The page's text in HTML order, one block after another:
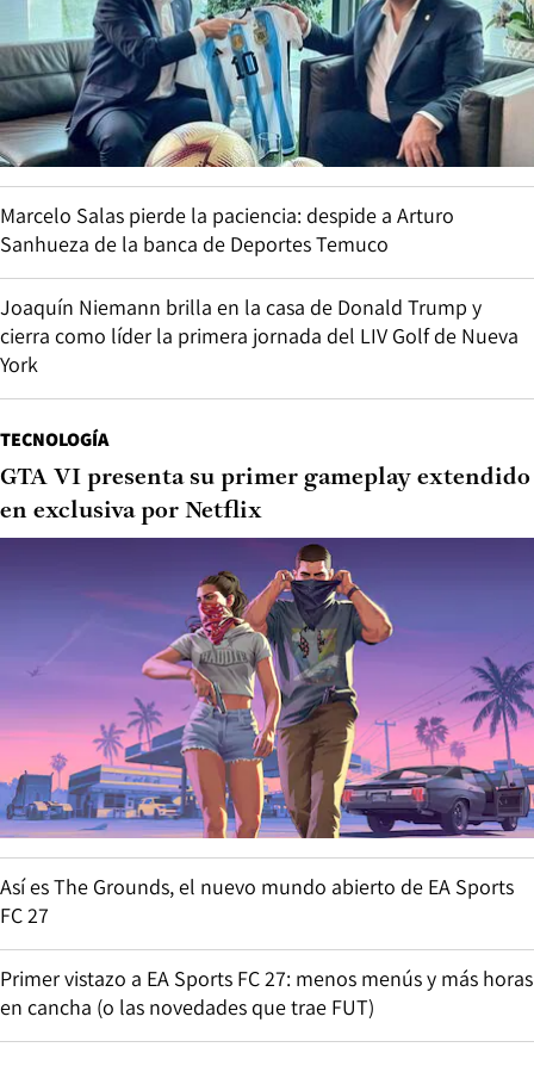
Marcelo Salas pierde la paciencia: despide a Arturo
Sanhueza de la banca de Deportes Temuco
Joaquín Niemann brilla en la casa de Donald Trump y
cierra como líder la primera jornada del LIV Golf de Nueva
York
TECNOLOGÍA
GTA VI presenta su primer gameplay extendido
en exclusiva por Netflix
Así es The Grounds, el nuevo mundo abierto de EA Sports
FC 27
Primer vistazo a EA Sports FC 27: menos menús y más horas
en cancha (o las novedades que trae FUT)